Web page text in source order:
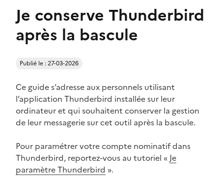
Je conserve Thunderbird
après la bascule
Publié le : 27-03-2026
Ce guide s’adresse aux personnels utilisant
l’application Thunderbird installée sur leur
ordinateur et qui souhaitent conserver la gestion
de leur messagerie sur cet outil après la bascule.
Pour paramétrer votre compte nominatif dans
Thunderbird, reportez-vous au tutoriel « Je
paramètre Thunderbird ».